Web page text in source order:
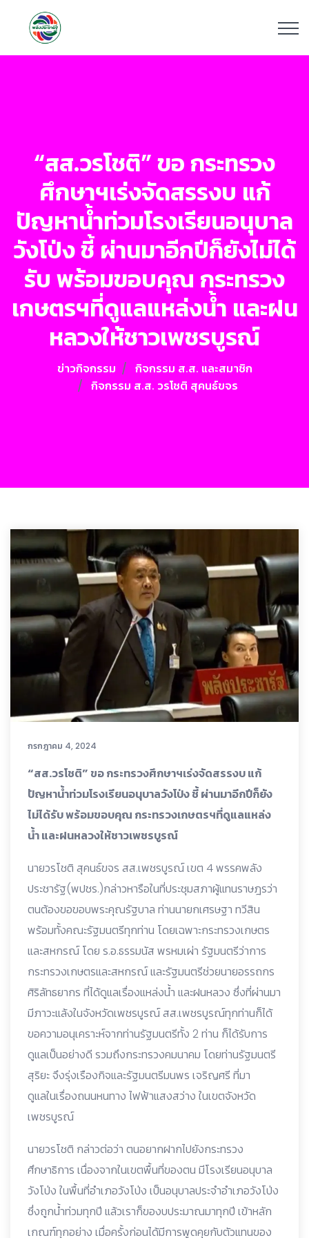
“สส.วรโชติ” ขอ กระทรวง
ศึกษาฯเร่งจัดสรรงบ แก้
ปัญหาน้ำท่วมโรงเรียนอนุบาล
วังโป่ง ชี้ ผ่านมาอีกปีก็ยังไม่ได้
รับ พร้อมขอบคุณ กระทรวง
เกษตรฯที่ดูแลแหล่งน้ำ และฝน
หลวงให้ชาวเพชรบูรณ์
ข่าวกิจกรรม
กิจกรรม ส.ส. และสมาชิก
กิจกรรม ส.ส. วรโชติ สุคนธ์ขจร
กรกฎาคม 4, 2024
“สส.วรโชติ” ขอ กระทรวงศึกษาฯเร่งจัดสรรงบ แก้
ปัญหาน้ำท่วมโรงเรียนอนุบาลวังโป่ง ชี้ ผ่านมาอีกปีก็ยัง
ไม่ได้รับ พร้อมขอบคุณ กระทรวงเกษตรฯที่ดูแลแหล่ง
น้ำ และฝนหลวงให้ชาวเพชรบูรณ์
นายวรโชติ สุคนธ์ขจร สส.เพชรบูรณ์ เขต 4 พรรคพลัง
ประชารัฐ(พปชร.)กล่าวหารือในที่ประชุมสภาผู้แทนราษฎรว่า
ตนต้องขอขอบพระคุณรัฐบาล ท่านนายกเศรษฐา ทวีสิน
พร้อมทั้งคณะรัฐมนตรีทุกท่าน โดยเฉพาะกระทรวงเกษตร
และสหกรณ์ โดย ร.อ.ธรรมนัส พรหมเผ่า รัฐมนตรีว่าการ
กระทรวงเกษตรและสหกรณ์ และรัฐมนตรีช่วยนายอรรถกร
ศิริลัทธยากร ที่ได้ดูแลเรื่องแหล่งน้ำ และฝนหลวง ซึ่งที่ผ่านมา
มีภาวะแล้งในจังหวัดเพชรบูรณ์ สส.เพชรบูรณ์ทุกท่านก็ได้
ขอความอนุเคราะห์จากท่านรัฐมนตรีทั้ง 2 ท่าน ก็ได้รับการ
ดูแลเป็นอย่างดี รวมถึงกระทรวงคมนาคม โดยท่านรัฐมนตรี
สุริยะ จึงรุ่งเรืองกิจและรัฐมนตรีมนพร เจริญศรี ที่มา
ดูแลในเรื่องถนนหนทาง ไฟฟ้าแสงสว่าง ในเขตจังหวัด
เพชรบูรณ์
นายวรโชติ กล่าวต่อว่า ตนอยากฝากไปยังกระทรวง
ศึกษาธิการ เนื่องจากในเขตพื้นที่ของตน มีโรงเรียนอนุบาล
วังโป่ง ในพื้นที่อำเภอวังโป่ง เป็นอนุบาลประจำอำเภอวังโป่ง
ซึ่งถูกน้ำท่วมทุกปี แล้วเราก็ของบประมาณมาทุกปี เข้าหลัก
เกณฑ์ทุกอย่าง เมื่อครั้งก่อนได้มีการพูดคุยกับตัวแทนของ